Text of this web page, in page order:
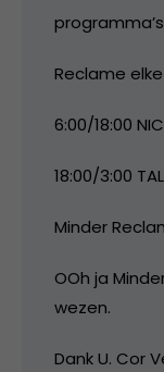
Reclame
6:00/18:00
18:00/3:00
Minder
OOh ja
wezen.
Dank U. Cor